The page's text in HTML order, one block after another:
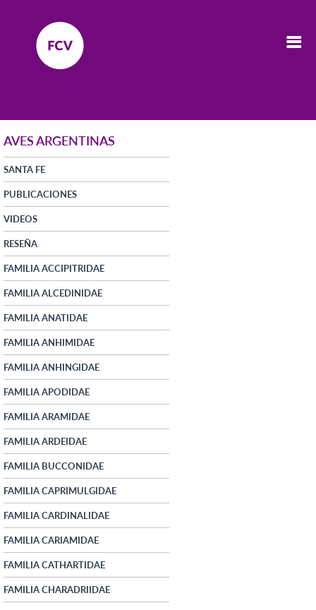
AVES ARGENTINAS
SANTA FE
PUBLICACIONES
VIDEOS
RESEÑA
FAMILIA ACCIPITRIDAE
FAMILIA ALCEDINIDAE
FAMILIA ANATIDAE
FAMILIA ANHIMIDAE
FAMILIA ANHINGIDAE
FAMILIA APODIDAE
FAMILIA ARAMIDAE
FAMILIA ARDEIDAE
FAMILIA BUCCONIDAE
FAMILIA CAPRIMULGIDAE
FAMILIA CARDINALIDAE
FAMILIA CARIAMIDAE
FAMILIA CATHARTIDAE
FAMILIA CHARADRIIDAE